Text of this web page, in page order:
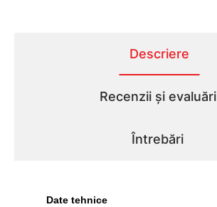
Descriere
Recenzii și evaluări
Întrebări
Date tehnice